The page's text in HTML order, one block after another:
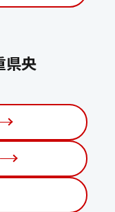
県央